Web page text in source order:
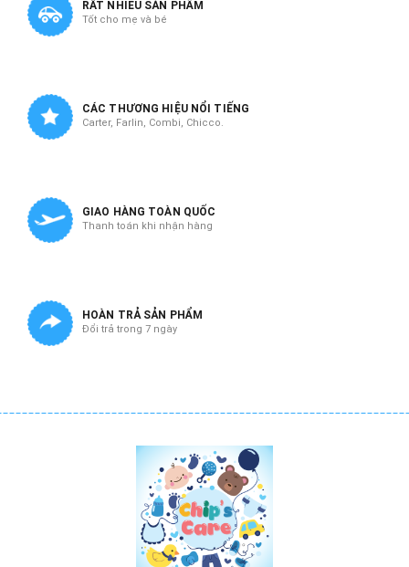
RẤT NHIỀU SẢN PHẨM
Tốt cho mẹ và bé
CÁC THƯƠNG HIỆU NỔI TIẾNG
Carter, Farlin, Combi, Chicco.
GIAO HÀNG TOÀN QUỐC
Thanh toán khi nhận hàng
HOÀN TRẢ SẢN PHẨM
Đổi trả trong 7 ngày